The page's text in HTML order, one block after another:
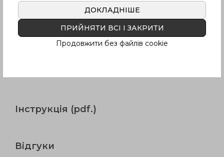
Опис
Інструкція (pdf.)
Відгуки
ДОКЛАДНІШЕ
ПРИЙНЯТИ ВСІ І ЗАКРИТИ
Продовжити без файлів cookie